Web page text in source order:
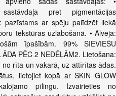
pret pigmentācijas
pazīstams ar spēju palīdzēt liekā
tekstūras uzlabošanā. • Alveja:
īpašībām. 99% SIEVIEŠU
PĒC 2 NEDĒĻĀM2. Lietošana:
rīta un vakarā, uz attīrītas ādas.
lietojiet kopā ar SKIN GLOW
pīlingu. Izvairieties no